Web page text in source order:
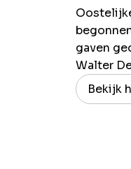
gaven
Walter
Bekijk